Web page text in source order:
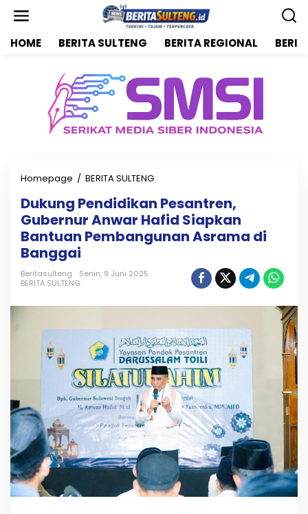
HOME BERITA SULTENG BERITA REGIONAL
Homepage / BERITA SULTENG
k
u
n
g
i
i
k
a
n
P
e
s
t
e
n
Dukung Pendidikan Pesantren,
Gubernur Anwar Hafid Siapkan
Bantuan Pembangunan Asrama di
Banggai
Beritasulteng
Senin, 9 Juni 2025
BERITA SULTENG